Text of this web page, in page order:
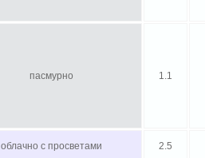
пасмурно 1.1
облачно с просветами 2.5